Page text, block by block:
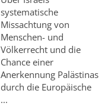
systematische
Missachtung von
Menschen- und
Völkerrecht und die
Chance einer
Anerkennung Palästinas
durch die Europäische
...